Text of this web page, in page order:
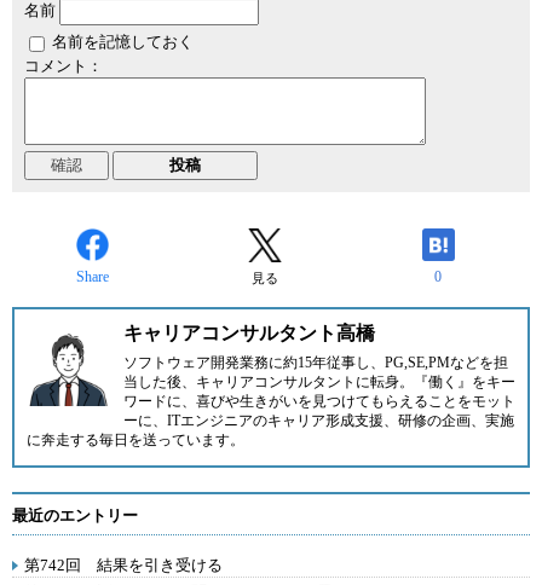
名前
名前を記憶しておく
コメント：
Share 見る 0
キャリアコンサルタント高橋
ソフトウェア開発業務に約15年従事し、PG,SE,PMなどを担
当した後、キャリアコンサルタントに転身。『働く』をキー
ワードに、喜びや生きがいを見つけてもらえることをモット
ーに、ITエンジニアのキャリア形成支援、研修の企画、実施
に奔走する毎日を送っています。
最近のエントリー
第742回 結果を引き受ける